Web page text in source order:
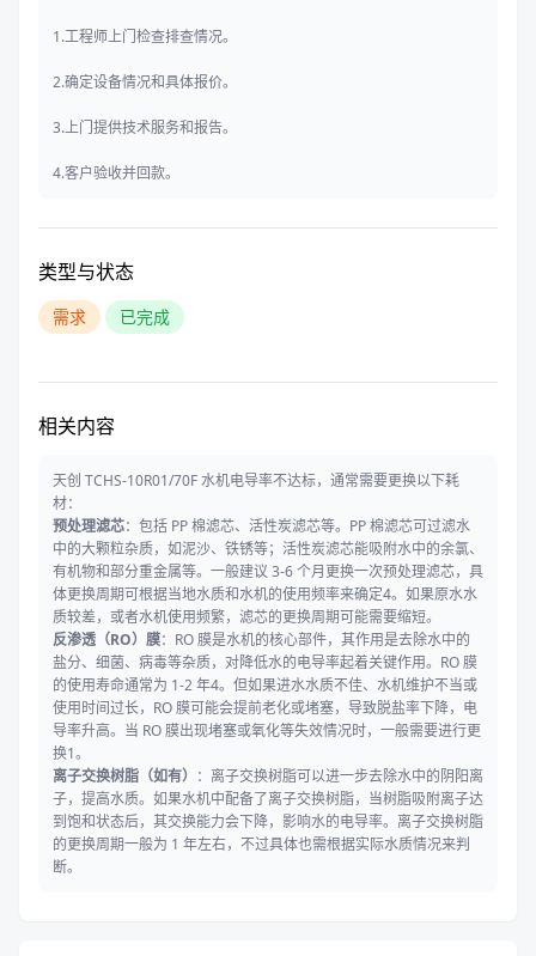
1.工程师上门检查排查情况。
2.确定设备情况和具体报价。
3.上门提供技术服务和报告。
4.客户验收并回款。
类型与状态
需求 已完成
相关内容
天创 TCHS-10R01/70F 水机电导率不达标，通常需要更换以下耗
材：
预处理滤芯：包括 PP 棉滤芯、活性炭滤芯等。PP 棉滤芯可过滤水
中的大颗粒杂质，如泥沙、铁锈等；活性炭滤芯能吸附水中的余氯、
有机物和部分重金属等。一般建议 3-6 个月更换一次预处理滤芯，具
体更换周期可根据当地水质和水机的使用频率来确定4。如果原水水
质较差，或者水机使用频繁，滤芯的更换周期可能需要缩短。
反渗透（RO）膜：RO 膜是水机的核心部件，其作用是去除水中的
盐分、细菌、病毒等杂质，对降低水的电导率起着关键作用。RO 膜
的使用寿命通常为 1-2 年4。但如果进水水质不佳、水机维护不当或
使用时间过长，RO 膜可能会提前老化或堵塞，导致脱盐率下降，电
导率升高。当 RO 膜出现堵塞或氧化等失效情况时，一般需要进行更
换1。
离子交换树脂（如有） ：离子交换树脂可以进一步去除水中的阴阳离
子，提高水质。如果水机中配备了离子交换树脂，当树脂吸附离子达
到饱和状态后，其交换能力会下降，影响水的电导率。离子交换树脂
的更换周期一般为 1 年左右，不过具体也需根据实际水质情况来判
断。